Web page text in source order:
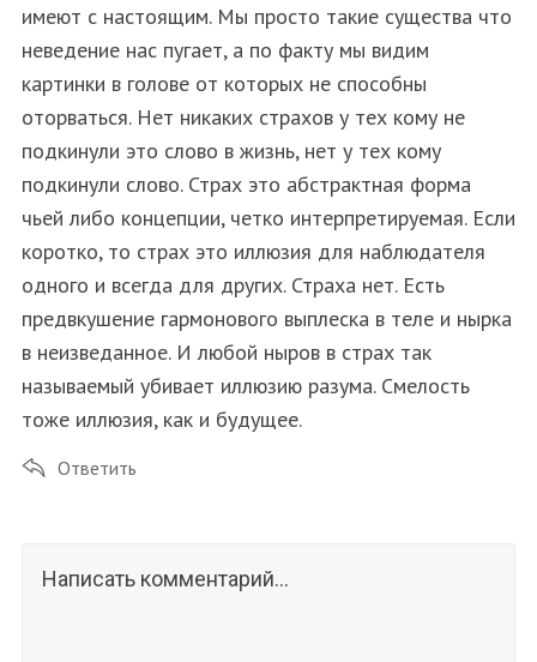
имеют с настоящим. Мы просто такие существа что
неведение нас пугает, а по факту мы видим
картинки в голове от которых не способны
оторваться. Нет никаких страхов у тех кому не
подкинули это слово в жизнь, нет у тех кому
подкинули слово. Страх это абстрактная форма
чьей либо концепции, четко интерпретируемая. Если
коротко, то страх это иллюзия для наблюдателя
одного и всегда для других. Страха нет. Есть
предвкушение гармонового выплеска в теле и нырка
в неизведанное. И любой ныров в страх так
называемый убивает иллюзию разума. Смелость
тоже иллюзия, как и будущее.
Ответить